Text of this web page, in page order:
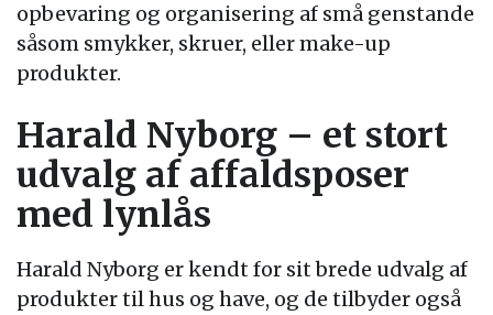
opbevaring og organisering af små genstande
såsom smykker, skruer, eller make-up
produkter.
Harald Nyborg – et stort
udvalg af affaldsposer
med lynlås
Harald Nyborg er kendt for sit brede udvalg af
produkter til hus og have, og de tilbyder også